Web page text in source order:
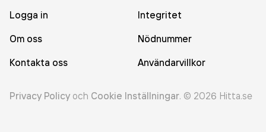
Logga in
Integritet
Om oss
Nödnummer
Kontakta oss
Användarvillkor
Privacy Policy och Cookie Inställningar. © 2026 Hitta.se